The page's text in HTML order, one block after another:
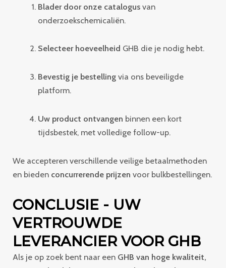
Blader door onze catalogusvan
onderzoekschemicaliën.
Selecteer hoeveelheid GHB die je nodig hebt.
Bevestig je bestellingvia ons beveiligde
platform.
Uw product ontvangen binnen een kort
tijdsbestek, met volledige follow-up.
We accepteren verschillende veilige betaalmethoden
en bieden concurrerende prijzen voor bulkbestellingen.
CONCLUSIE - UW
VERTROUWDE
LEVERANCIER VOOR GHB
Als je op zoek bent naar een GHB van hoge kwaliteit,